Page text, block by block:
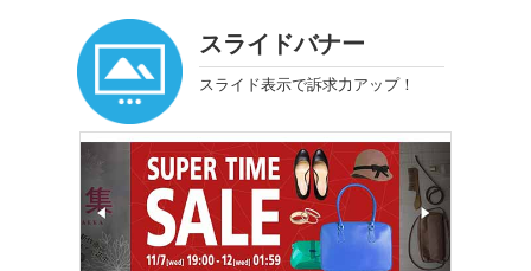
スライドバナー
スライド表示で訴求力アップ！